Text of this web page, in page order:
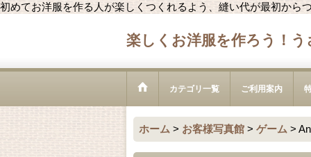
初めてお洋服を作る人が楽しくつくれるよう、縫い代が最初か
楽しくお洋服を作ろう！
カテゴリ一覧 ご利用案内
ホーム > お客様写真館 > ゲーム >